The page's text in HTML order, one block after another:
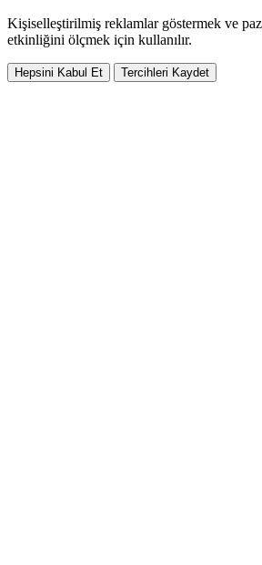
Kişiselleştirilmiş reklamlar göstermek ve
etkinliğini ölçmek için kullanılır.
Hepsini Kabul Et Tercihleri Kaydet